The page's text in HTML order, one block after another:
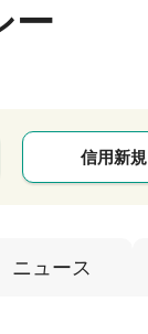
ー
信用新規
ニュース